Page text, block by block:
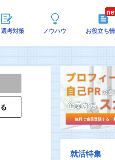
考対策 ノウハウ お役立ち
就活特集